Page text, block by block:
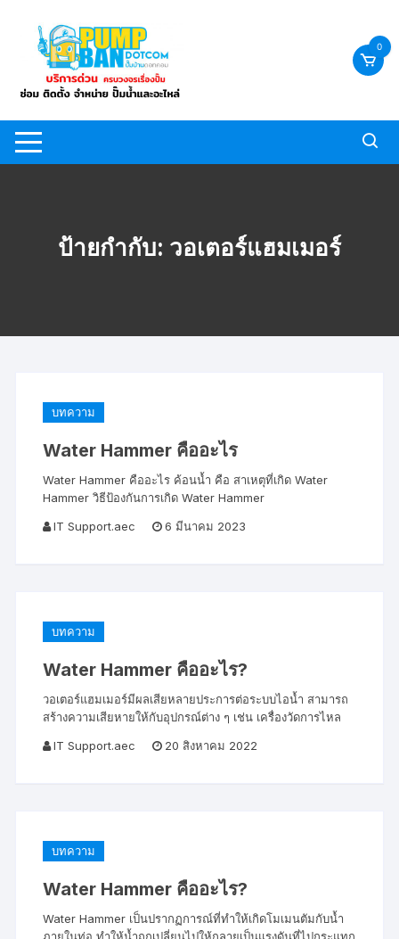
content
0
ป้ายกำกับ: วอเตอร์แฮมเมอร์
บทความ
Water Hammer คืออะไร
Water Hammer คืออะไร ค้อนน้ำ คือ สาเหตุที่เกิด Water
Hammer วิธีป้องกันการเกิด Water Hammer
IT Support.aec
6 มีนาคม 2023
บทความ
Water Hammer คืออะไร?
วอเตอร์แฮมเมอร์มีผลเสียหลายประการต่อระบบไอน้ำ สามารถ
สร้างความเสียหายให้กับอุปกรณ์ต่าง ๆ เช่น เครื่องวัดการไหล
IT Support.aec
20 สิงหาคม 2022
บทความ
Water Hammer คืออะไร?
Water Hammer เป็นปรากฏการณ์ที่ทำให้เกิดโมเมนตัมกับน้ำ